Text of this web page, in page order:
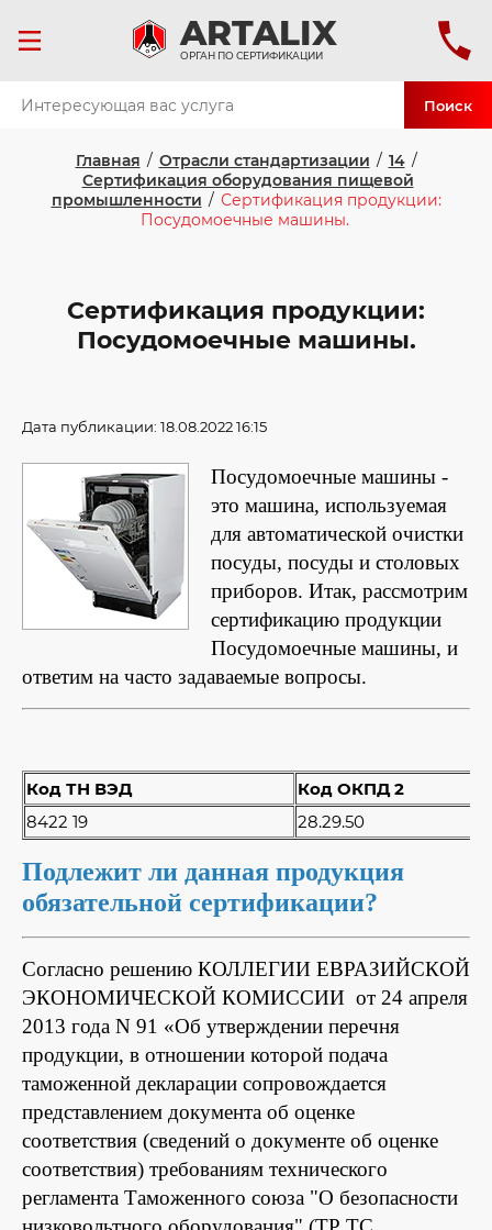
ARTALIX
ОРГАН ПО СЕРТИФИКАЦИИ
Поиск
Главная / Отрасли стандартизации / 14 /
Сертификация оборудования пищевой
промышленности / Сертификация продукции:
Посудомоечные машины.
Сертификация продукции:
Посудомоечные машины.
Дата публикации: 18.08.2022 16:15
Посудомоечные машины -
это машина, используемая
для автоматической очистки
посуды, посуды и столовых
приборов. Итак, рассмотрим
сертификацию продукции
Посудомоечные машины, и
ответим на часто задаваемые вопросы.
Код ТН ВЭД
Код ОКПД 2
8422 19
28.29.50
Подлежит ли данная продукция
обязательной сертификации?
Согласно решению КОЛЛЕГИИ ЕВРАЗИЙСКОЙ
ЭКОНОМИЧЕСКОЙ КОМИССИИ от 24 апреля
2013 года N 91 «Об утверждении перечня
продукции, в отношении которой подача
таможенной декларации сопровождается
представлением документа об оценке
соответствия (сведений о документе об оценке
соответствия) требованиям технического
регламента Таможенного союза "О безопасности